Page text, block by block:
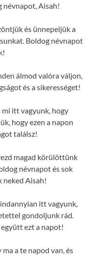
névnapot, Aisah!
és ünnepeljük a
Boldog névnapot
álmod valóra váljon,
és a sikerességet!
mi itt vagyunk, hogy
hogy ezen a napon
találsz!
magad körülöttünk
névnapot és sok
neked Aisah!
itt vagyunk,
gondoljunk rád.
ezt a napot!
a te napod van, és